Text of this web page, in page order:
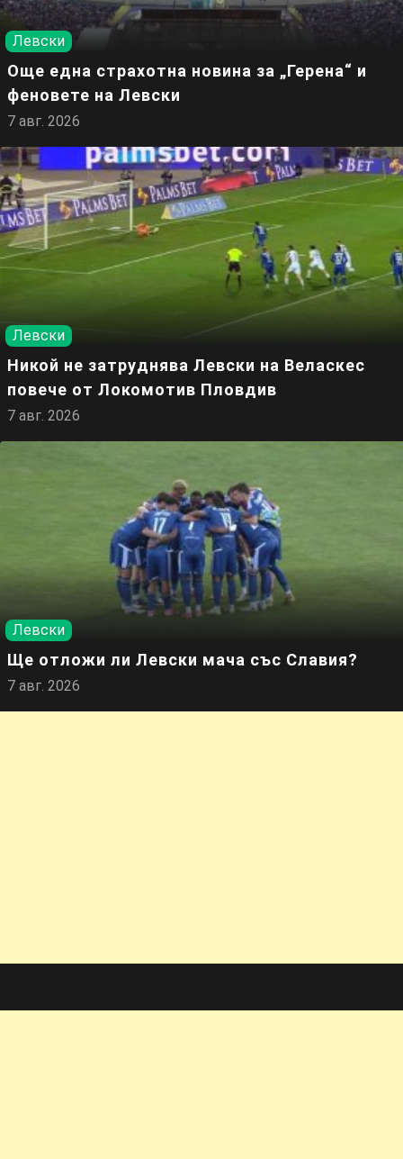
Левски
Още една страхотна новина за „Герена“ и
феновете на Левски
7 авг. 2026
Левски
Никой не затруднява Левски на Веласкес
повече от Локомотив Пловдив
7 авг. 2026
Левски
Ще отложи ли Левски мача със Славия?
7 авг. 2026